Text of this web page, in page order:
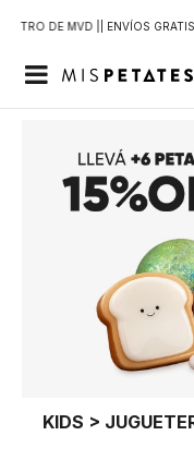
DE MVD | | ENVÍOS GRATIS

KIDS >